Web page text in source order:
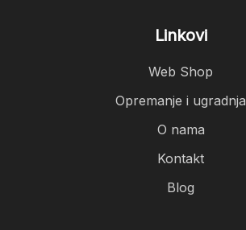
Linkovi
Web Shop
Opremanje i ugradnja
O nama
Kontakt
Blog